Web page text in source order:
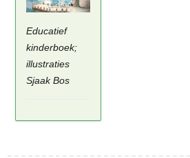
Educatief
kinderboek;
illustraties
Sjaak Bos